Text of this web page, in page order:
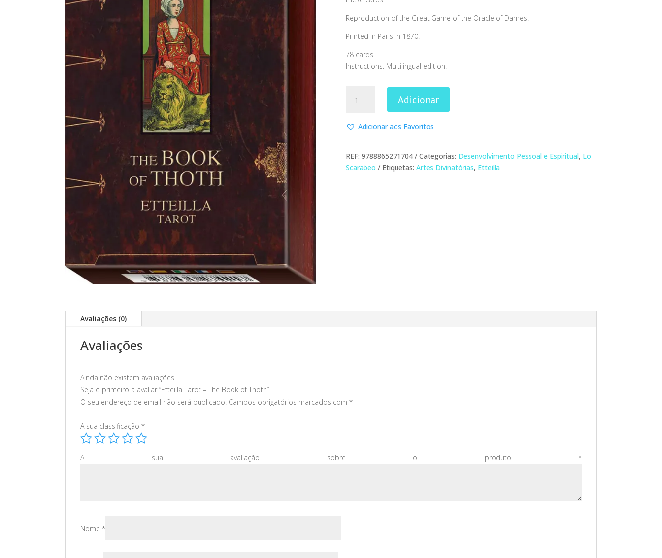
Reproduction of the Great Game of the Oracle of Dames.
Printed in Paris in 1870.
78 cards.
Instructions. Multilingual edition.
Tarot
The
Book
of
Adicionar
Adicionar aos Favoritos
REF: 9788865271704 Categorias: Desenvolvimento Pessoal e Espiritual, Lo
Scarabeo
Etiquetas: Artes Divinatórias, Etteilla
Avaliações (0)
Avaliações
Ainda não existem avaliações.
Seja o primeiro a avaliar “Etteilla Tarot – The Book of Thoth”
O seu endereço de email não será publicado. Campos obrigatórios marcados com *
A sua classificação *
A sua avaliação sobre o produto *
Nome *